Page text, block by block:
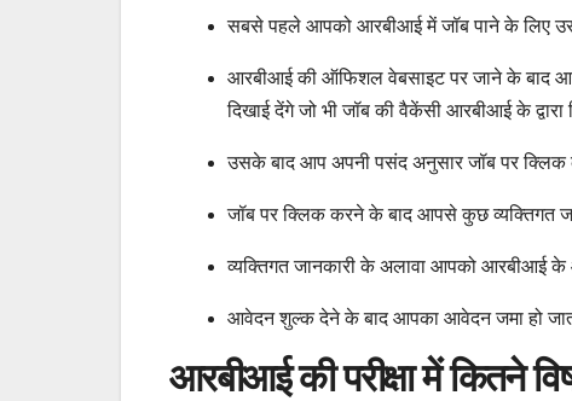
सबसे पहले आपको आरबीआई में जॉब पाने के लिए
आरबीआई की ऑफिशल वेबसाइट पर जाने के बाद
दिखाई देंगे जो भी जॉब की वैकेंसी आरबीआई के
उसके बाद आप अपनी पसंद अनुसार जॉब पर
जॉब पर क्लिक करने के बाद आपसे कुछ व्यक्तिगत
व्यक्तिगत जानकारी के अलावा आपको आरबीआई के
आवेदन शुल्क देने के बाद आपका आवेदन जमा हो
आरबीआई की परीक्षा में कितने